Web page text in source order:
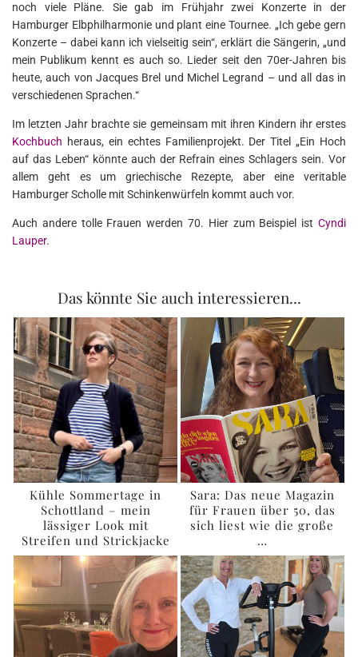
noch viele Pläne. Sie gab im Frühjahr zwei Konzerte in der
Hamburger Elbphilharmonie und plant eine Tournee. „Ich gebe gern
Konzerte – dabei kann ich vielseitig sein“, erklärt die Sängerin, „und
mein Publikum kennt es auch so. Lieder seit den 70er-Jahren bis
heute, auch von Jacques Brel und Michel Legrand – und all das in
verschiedenen Sprachen.“
Im letzten Jahr brachte sie gemeinsam mit ihren Kindern ihr erstes
Kochbuch heraus, ein echtes Familienprojekt. Der Titel „Ein Hoch
auf das Leben“ könnte auch der Refrain eines Schlagers sein. Vor
allem geht es um griechische Rezepte, aber eine veritable
Hamburger Scholle mit Schinkenwürfeln kommt auch vor.
Auch andere tolle Frauen werden 70. Hier zum Beispiel ist Cyndi
Lauper.
Das könnte Sie auch interessieren...
Kühle Sommertage in
Schottland – mein
lässiger Look mit
Streifen und Strickjacke
Sara: Das neue Magazin
für Frauen über 50, das
sich liest wie die große
…